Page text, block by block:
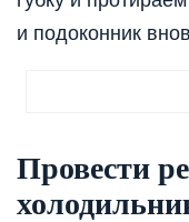
и подоконник
Провести